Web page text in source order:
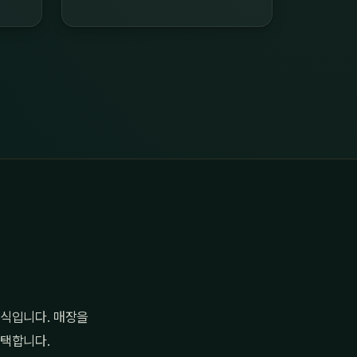
입니다. 매장을
합니다.